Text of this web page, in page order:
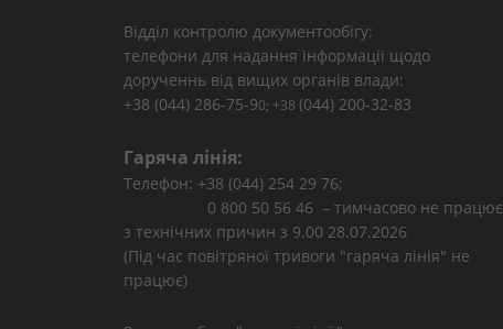
Відділ контролю документообігу:
телефони для надання інформації щодо
дорученнь від вищих органів влади:
+38 (044) 286-75-90; +38 (044) 200-32-83
Гаряча лінія:
Телефон: +38 (044) 254 29 76;
0 800 50 56 46 – тимчасово не працює
з технічних причин з 9.00 28.07.2026
(Під час повітряної тривоги "гаряча лінія" не
працює)